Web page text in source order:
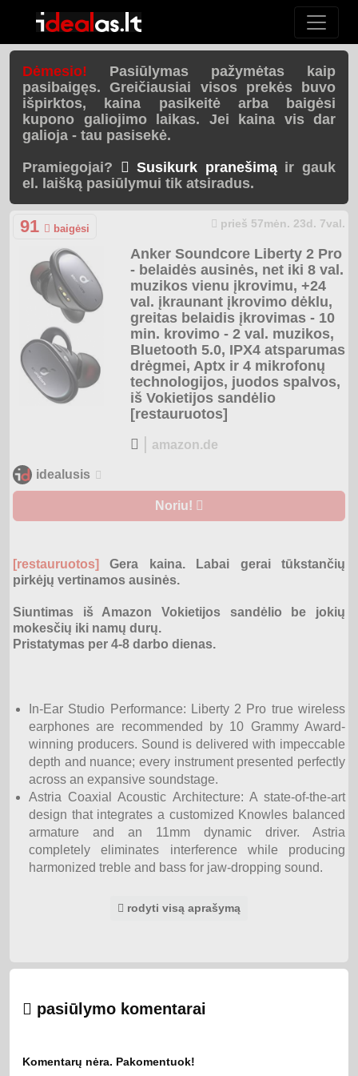
Dėmesio! Pasiūlymas pažymėtas kaip
pasibaigęs. Greičiausiai visos prekės buvo
išpirktos, kaina pasikeitė arba baigėsi
kupono galiojimo laikas. Jei kaina vis dar
galioja - tau pasisekė.
Pramiegojai?
Susikurk pranešimąir gauk
el. laišką pasiūlymui tik atsiradus.
91 baigėsi prieš 57mėn. 23d. 7val.
Anker Soundcore Liberty 2 Pro
- belaidės ausinės, net iki 8 val.
muzikos vienu įkrovimu, +24
val. įkraunant įkrovimo dėklu,
greitas belaidis įkrovimas - 10
min. krovimo - 2 val. muzikos,
Bluetooth 5.0, IPX4 atsparumas
drėgmei, Aptx ir 4 mikrofonų
technologijos, juodos spalvos,
iš Vokietijos sandėlio
[restauruotos]
| amazon.de
idealusis
Noriu!
[restauruotos]
Gera kaina. Labai gerai tūkstančių
pirkėjų vertinamos ausinės.
Siuntimas iš Amazon Vokietijos sandėlio be jokių
mokesčių iki namų durų.
Pristatymas per 4-8 darbo dienas.
In-Ear Studio Performance: Liberty 2 Pro true wireless
earphones are recommended by 10 Grammy Award-
winning producers. Sound is delivered with impeccable
depth and nuance; every instrument presented perfectly
across an expansive soundstage.
Astria Coaxial Acoustic Architecture: A state-of-the-art
design that integrates a customized Knowles balanced
armature and an 11mm dynamic driver. Astria
completely eliminates interference while producing
harmonized treble and bass for jaw-dropping sound.
the charging case. Place the earbuds inside for only 10
HearID Custom Sound: To ensure everyone gets a
wireless earphones, HearID intelligently analyses your
Quad-Microphone Calls: With 4 microphones and cVc
rodyti visą aprašymą
pasiūlymo komentarai
Komentarų nėra. Pakomentuok!